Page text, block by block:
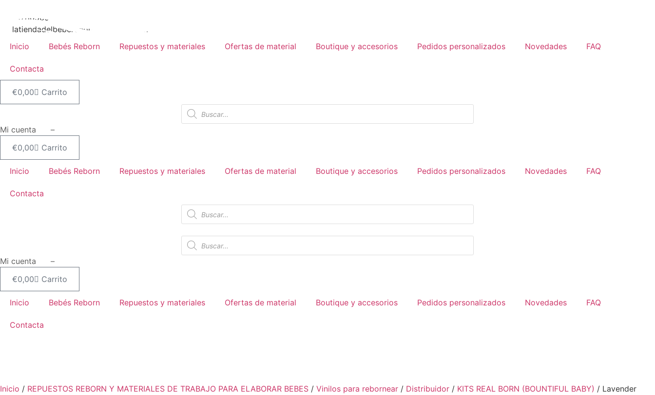
contenido
617805651
latiendadelbebereborn@hotmail.com
Inicio
Bebés Reborn Repuestos y materiales Ofertas de material Boutique y accesorios Pedidos personalizados Novedades FAQ
Contacta
€0,00 Carrito
Búsqueda
de
productos
Mi cuenta –
€0,00 Carrito
Inicio Bebés Reborn Repuestos y materiales Ofertas de material Boutique y accesorios Pedidos personalizados Novedades FAQ
Contacta
Búsqueda
de
productos
Búsqueda
de
productos
Mi cuenta –
€0,00 Carrito
Inicio Bebés Reborn Repuestos y materiales Ofertas de material Boutique y accesorios Pedidos personalizados Novedades FAQ
Contacta
Inicio / REPUESTOS REBORN Y MATERIALES DE TRABAJO PARA ELABORAR BEBES / Vinilos para rebornear / Distribuidor / KITS REAL BORN (BOUNTIFUL BABY) / Lavender